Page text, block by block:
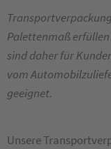
Palettenmaß erfüllen
sind daher für
vom
geeignet.
Unsere